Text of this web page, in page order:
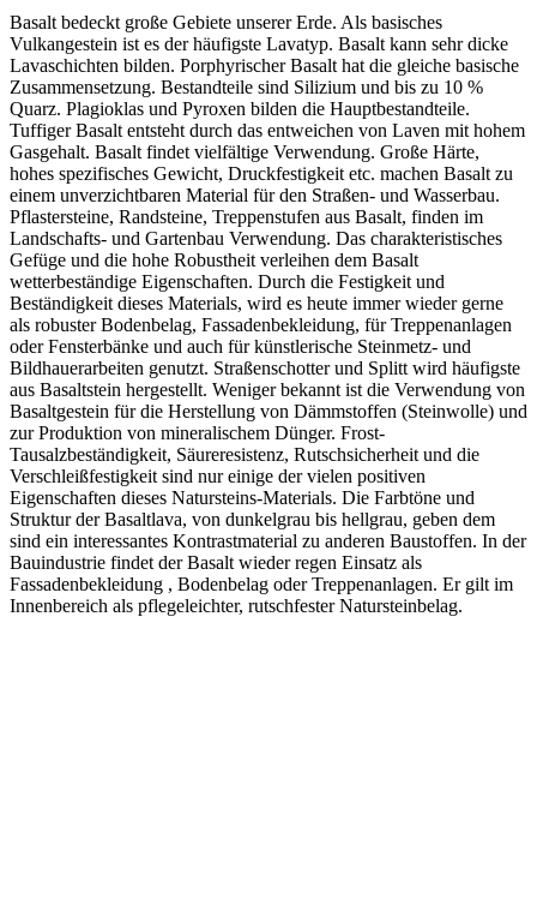
Basalt bedeckt große Gebiete unserer Erde. Als basisches
Vulkangestein ist es der häufigste Lavatyp. Basalt kann sehr dicke
Lavaschichten bilden. Porphyrischer Basalt hat die gleiche basische
Zusammensetzung. Bestandteile sind Silizium und bis zu 10 %
Quarz. Plagioklas und Pyroxen bilden die Hauptbestandteile.
Tuffiger Basalt entsteht durch das entweichen von Laven mit hohem
Gasgehalt. Basalt findet vielfältige Verwendung. Große Härte,
hohes spezifisches Gewicht, Druckfestigkeit etc. machen Basalt zu
einem unverzichtbaren Material für den Straßen- und Wasserbau.
Pflastersteine, Randsteine, Treppenstufen aus Basalt, finden im
Landschafts- und Gartenbau Verwendung. Das charakteristisches
Gefüge und die hohe Robustheit verleihen dem Basalt
wetterbeständige Eigenschaften. Durch die Festigkeit und
Beständigkeit dieses Materials, wird es heute immer wieder gerne
als robuster Bodenbelag, Fassadenbekleidung, für Treppenanlagen
oder Fensterbänke und auch für künstlerische Steinmetz- und
Bildhauerarbeiten genutzt. Straßenschotter und Splitt wird häufigste
aus Basaltstein hergestellt. Weniger bekannt ist die Verwendung von
Basaltgestein für die Herstellung von Dämmstoffen (Steinwolle) und
zur Produktion von mineralischem Dünger. Frost-
Tausalzbeständigkeit, Säureresistenz, Rutschsicherheit und die
Verschleißfestigkeit sind nur einige der vielen positiven
Eigenschaften dieses Natursteins-Materials. Die Farbtöne und
Struktur der Basaltlava, von dunkelgrau bis hellgrau, geben dem
sind ein interessantes Kontrastmaterial zu anderen Baustoffen. In der
Bauindustrie findet der Basalt wieder regen Einsatz als
Fassadenbekleidung , Bodenbelag oder Treppenanlagen. Er gilt im
Innenbereich als pflegeleichter, rutschfester Natursteinbelag.